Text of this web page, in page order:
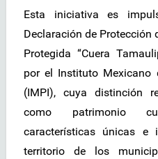
Esta iniciativa es
Declaración de Protección
Protegida “Cuera
por el Instituto Mexicano
(IMPI), cuya distinción
como patrimonio
características únicas e
territorio de los